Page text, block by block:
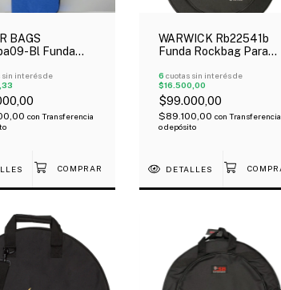
BAGS
Bl Funda
Acolchada
sin interés de
con Transferencia
WARWICK Rb22541b
Funda Rockbag Para
Acolchada
6 cuotas sin interés de
$16.500,00
$99.000,00
$89.100,00 con Transferencia
o depósito
DETALLES